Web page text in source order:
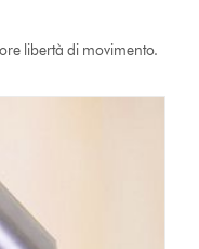
libertà di movimento.